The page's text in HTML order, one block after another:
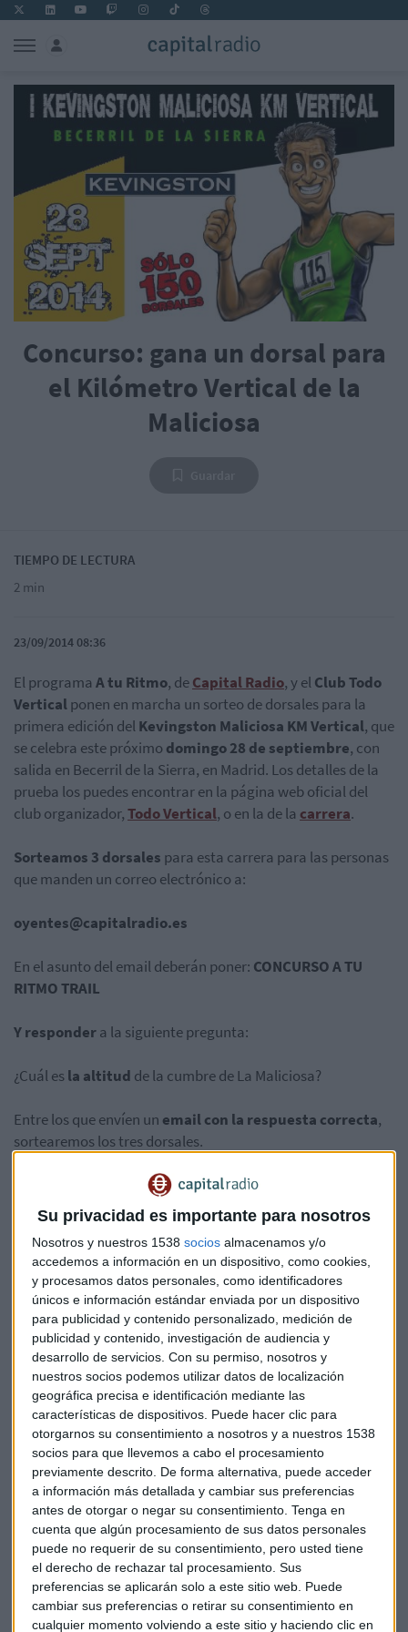
Su privacidad es importante para nosotros
Nosotros y nuestros 1538 socios almacenamos y/o
accedemos a información en un dispositivo, como cookies,
y procesamos datos personales, como identificadores
únicos e información estándar enviada por un dispositivo
para publicidad y contenido personalizado, medición de
publicidad y contenido, investigación de audiencia y
desarrollo de servicios. Con su permiso, nosotros y
nuestros socios podemos utilizar datos de localización
geográfica precisa e identificación mediante las
características de dispositivos. Puede hacer clic para
otorgarnos su consentimiento a nosotros y a nuestros 1538
socios para que llevemos a cabo el procesamiento
previamente descrito. De forma alternativa, puede acceder
a información más detallada y cambiar sus preferencias
antes de otorgar o negar su consentimiento. Tenga en
cuenta que algún procesamiento de sus datos personales
puede no requerir de su consentimiento, pero usted tiene
el derecho de rechazar tal procesamiento. Sus
preferencias se aplicarán solo a este sitio web. Puede
cambiar sus preferencias o retirar su consentimiento en
cualquier momento volviendo a este sitio y haciendo clic en
Concurso: gana un dorsal para
el Kilómetro Vertical de la
Maliciosa
TIEMPO DE LECTURA
2 min
23/09/2014 08:36
El programa A tu Ritmo, deCapital Radio, y elClub Todo
Verticalponen en marcha un sorteo de dorsales para la
primera edición delKevingston Maliciosa KM Vertical, que
se celebra este próximo domingo 28 de septiembre, con
salida en Becerril de la Sierra, en Madrid. Los detalles de la
prueba los puedes encontrar en la página web oficial del
club organizador,Todo Vertical, o en la de la carrera.
Sorteamos 3 dorsales para esta carrera para las personas
que manden un correo electrónico a:
oyentes@capitalradio.es
En el asunto del email deberán poner: CONCURSO A TU
RITMO TRAIL
Y respondera la siguiente pregunta:
¿Cuál esla altitud de la cumbre de La Maliciosa?
Entre los que envíen un email con la respuesta correcta,
sortearemos los tres dorsales.
El PLAZO para participaren el sorteo concluye el
25 de septiembre a las 12 h
. Esa misma tarde, antes de las
19 h, se comunicará a directamente a los ganadores y en las
redes sociales quiénes han sido los afortunados.
Puedes escuchar la entrevista que hicimos a los
organizadores de la carrera el pasado sábado 20 de
septiembre en la sección deTraildel programaA tu Ritmo
en este audio:
A tu Ritmoes el programa de radio de los corredores
populares. Se emite lossábados, de 16 a 18 h, enCapital
Radio